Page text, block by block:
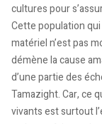
cultures pour
Cette population
matériel n’est pas
démène la cause
d’une partie des
Tamazight. Car, ce
vivants est surtout